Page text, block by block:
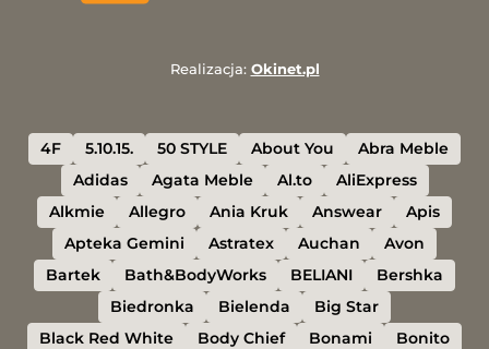
Realizacja: Okinet.pl
4F 5.10.15. 50 STYLE About You
Abra Meble
Adidas
Agata Meble Al.to
AliExpress
Alkmie
Allegro Ania Kruk Answear
Apis
Apteka Gemini
Astratex Auchan
Avon
Bartek
Bath&BodyWorks BELIANI
Bershka
Biedronka
Bielenda
Big Star
Black Red White
Body Chief Bonami Bonito